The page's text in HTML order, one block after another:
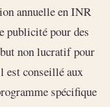
annuelle en INR
publicité pour des
non lucratif pour
est conseillé aux
spécifique